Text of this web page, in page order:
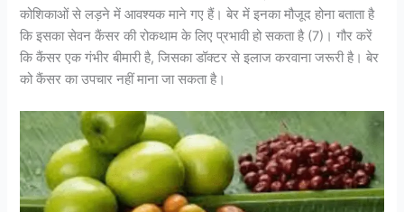
कोशिकाओं से लड़ने में आवश्यक माने गए हैं। बेर में इनका मौजूद होना बताता है
कि इसका सेवन कैंसर की रोकथाम के लिए प्रभावी हो सकता है (7)। गौर करें
कि कैंसर एक गंभीर बीमारी है, जिसका डॉक्टर से इलाज करवाना जरूरी है। बेर
को कैंसर का उपचार नहीं माना जा सकता है।